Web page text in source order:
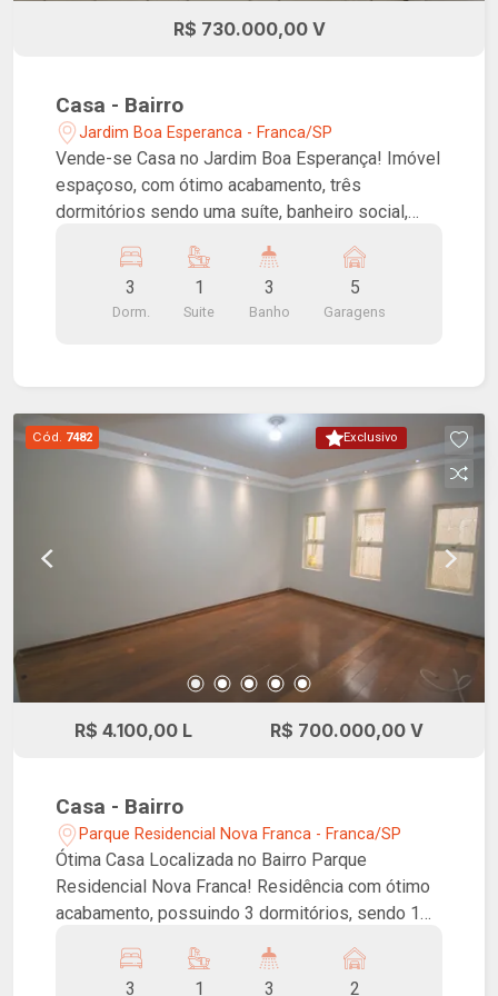
R$ 730.000,00 V
Casa - Bairro
Jardim Boa Esperanca - Franca/SP
Vende-se Casa no Jardim Boa Esperança! Imóvel
espaçoso, com ótimo acabamento, três
dormitórios sendo uma suíte, banheiro social,
varanda gourmet com churrasqueira e lavabo.
Garagem para até 5 carros sendo 2 vagas
cobertas. Localização privilegiada, próximo às
3
Dorm.
1
Suite
3
Banho
5
Garagens
Exclusivo
Cód. 7482
R$ 4.100,00 L R$ 700.000,00 V
Casa - Bairro
Parque Residencial Nova Franca - Franca/SP
Ótima Casa Localizada no Bairro Parque
Residencial Nova Franca! Residência com ótimo
acabamento, possuindo 3 dormitórios, sendo 1
cozinha completa em armários, lavanderia,
3 1 3 2